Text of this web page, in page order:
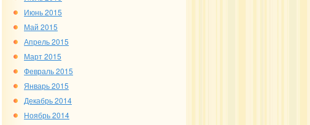
Июнь 2015
Май 2015
Апрель 2015
Март 2015
Февраль 2015
Январь 2015
Декабрь 2014
Ноябрь 2014